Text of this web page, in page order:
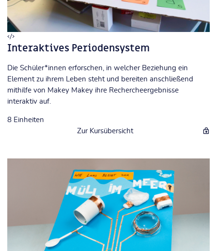
Interaktives Periodensystem
Die Schüler*innen erforschen, in welcher Beziehung ein
Element zu ihrem Leben steht und bereiten anschließend
mithilfe von Makey Makey ihre Rechercheergebnisse
interaktiv auf.
8 Einheiten
Zur Kursübersicht